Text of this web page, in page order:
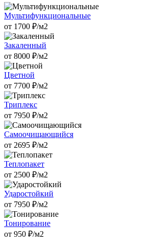
Мультифункциональные
от 1700 ₽/м2
Закаленный
от 8000 ₽/м2
Цветной
от 7700 ₽/м2
Триплекс
от 7950 ₽/м2
Самоочищающийся
от 2695 ₽/м2
Теплопакет
от 2500 ₽/м2
Ударостойкий
от 7950 ₽/м2
Тонирование
от 950 ₽/м2